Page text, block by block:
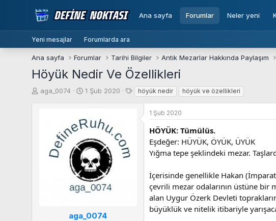
Ana sayfa Forumlar Neler yeni
Yeni mesajlar Forumlarda ara
Ana sayfa Forumlar Tarihi Bilgiler Antik Mezarlar Hakkında Paylaşım
Höyük Nedir Ve Özellikleri
K
aga_0074
B
l
a
n
g
ı
ç
t
a
h
1 Şub 2020 höyük nedir höyük ve özellikleri
aga_0074
1 Şub 2020
HÖYÜK: Tümülüs.
Eşdeğer: HÜYÜK, ÖYÜK, ÜYÜK
Yığma tepe şeklindeki mezar.
İçerisinde genellikle Hakan
çevrili mezar odalarının üstüne bir
alan Uygur Özerk Devleti
büyüklük ve nitelik itibariyle